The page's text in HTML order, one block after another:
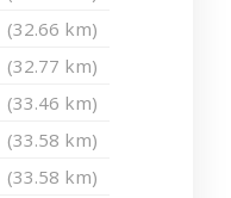
(32.66 km)
(32.77 km)
(33.46 km)
(33.58 km)
(33.58 km)